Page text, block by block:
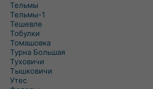
Тельмы
Тельмы-1
Тешевле
Тобулки
Томашовка
Турна Большая
Туховичи
Тышковичи
Утес